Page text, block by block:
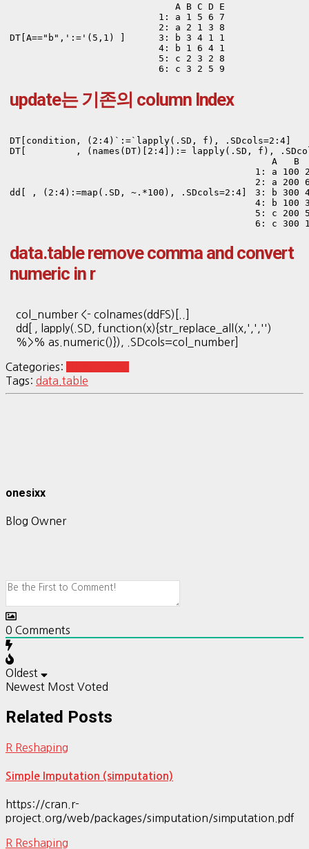
DT[A=="b",':='(5,1) ]
   A B C D E
1: a 1 5 6 7
2: a 2 1 3 8
3: b 3 4 1 1
4: b 1 6 4 1
5: c 2 3 2 8
6: c 3 2 5 9
update는 기존의 column Index
DT[condition, (2:4)`:=`lapply(.SD, f), .SDcols=2:4]
DT[         , (names(DT)[2:4]):= lapply(.SD, f),
dd[ , (2:4):=map(.SD, ~.*100), .SDcols=2:4]
A   B
1: a 100
2: a 200
3: b 300
4: b 100
5: c 200
6: c 300
data.table remove comma and convert
numeric in r
col_number <- colnames(ddFS)[..]
dd[ , lapply(.SD, function(x){str_replace_all(x,',','')
%>% as.numeric()}), .SDcols=col_number]
Categories:
Tags: data.table
onesixx
Blog Owner
0 Comments
Oldest
Newest Most Voted
Related Posts
R Reshaping
Simple Imputation (simputation)
https://cran.r-
project.org/web/packages/simputation/simputation.pdf
R Reshaping